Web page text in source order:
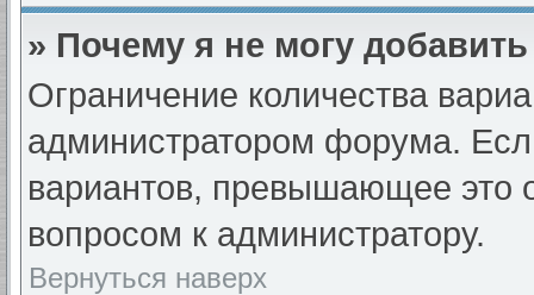
» Почему я не могу
Ограничение количества
администратором форума.
вариантов, превышающее это
вопросом к администратору.
Вернуться наверх